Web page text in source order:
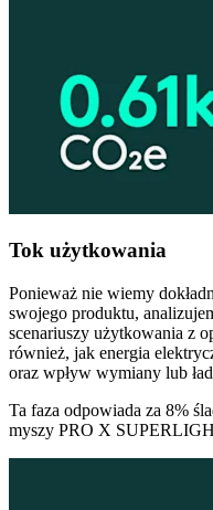
Tok użytkowania
Ponieważ nie wiemy
swojego produktu,
scenariuszy użytkowania z
również, jak energia
oraz wpływ wymiany lub
Ta faza odpowiada za 8%
myszy PRO X